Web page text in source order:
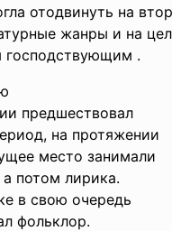
отодвинуть на
жанры и на
господствующим .
предшествовал
на протяжении
место занимали
а потом лирика.
в свою очередь
фольклор.